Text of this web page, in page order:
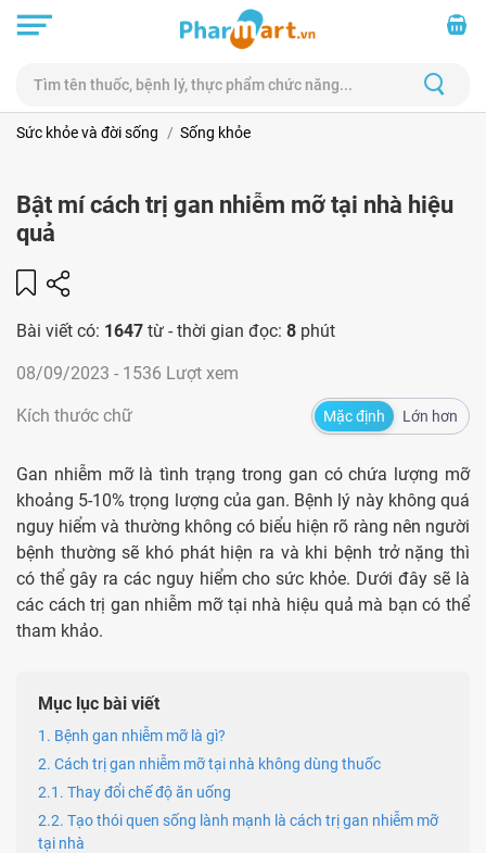
Sức khỏe và đời sống Sống khỏe
Bật mí cách trị gan nhiễm mỡ tại nhà hiệu
quả
Bài viết có: 1647 từ - thời gian đọc: 8 phút
08/09/2023 - 1536 Lượt xem
Kích thước chữ Mặc định Lớn hơn
Gan nhiễm mỡ là tình trạng trong gan có chứa lượng mỡ
khoảng 5-10% trọng lượng của gan. Bệnh lý này không quá
nguy hiểm và thường không có biểu hiện rõ ràng nên người
bệnh thường sẽ khó phát hiện ra và khi bệnh trở nặng thì
có thể gây ra các nguy hiểm cho sức khỏe. Dưới đây sẽ là
các cách trị gan nhiễm mỡ tại nhà hiệu quả mà bạn có thể
tham khảo.
Mục lục bài viết
1. Bệnh gan nhiễm mỡ là gì?
2. Cách trị gan nhiễm mỡ tại nhà không dùng thuốc
2.1. Thay đổi chế độ ăn uống
2.2. Tạo thói quen sống lành mạnh là cách trị gan nhiễm mỡ
tại nhà